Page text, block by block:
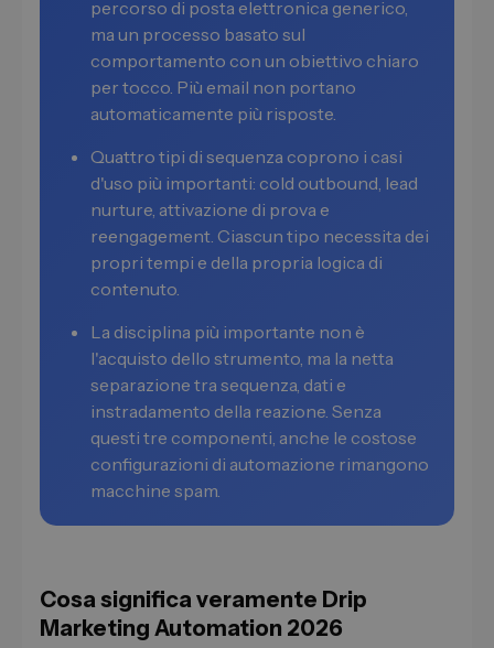
percorso di posta elettronica generico,
ma un processo basato sul
comportamento con un obiettivo chiaro
per tocco. Più email non portano
automaticamente più risposte.
Quattro tipi di sequenza coprono i casi
d'uso più importanti: cold outbound, lead
nurture, attivazione di prova e
reengagement. Ciascun tipo necessita dei
propri tempi e della propria logica di
contenuto.
La disciplina più importante non è
l'acquisto dello strumento, ma la netta
separazione tra sequenza, dati e
instradamento della reazione. Senza
questi tre componenti, anche le costose
configurazioni di automazione rimangono
macchine spam.
Cosa significa veramente Drip
Marketing Automation 2026